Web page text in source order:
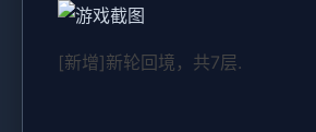
[新增]新轮回境，共7层.